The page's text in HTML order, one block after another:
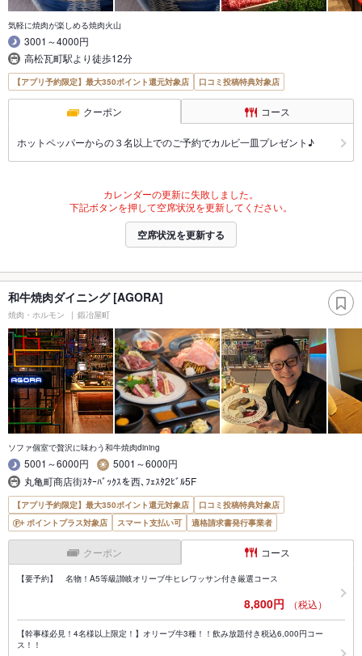
気軽に焼肉が楽しめる焼肉火山
3001～4000円
高松瓦町駅より徒歩12分
【アプリ予約限定】最大350ポイント還元対象店 口コミ投稿特典対象店
クーポン コース
ホットペッパーからの３名以上でのご予約でカルビ一皿プレゼント♪
カレンダーの更新に失敗しました。
下記ボタンを押して空席状況を更新してください。
空席状況を更新する
和牛焼肉ダイニング [AGORA]
焼肉・ホルモン 鍛冶屋町
ソファ個室で贅沢に味わう和牛焼肉dining
5001～6000円
5001～6000円
丸亀町商店街ｽﾀｰﾊﾞｯｸｽを西､ﾌｪｽﾀ2ﾋﾞﾙ5F
【アプリ予約限定】最大350ポイント還元対象店
口コミ投稿特典対象店
ポイントプラス対象店
スマート支払い可 適格請求書発行事業者
クーポン コース
【要予約】 名物！A5等級讃岐オリーブ牛ヒレワッサン付き厳選コース
8,800円 （税込）
【幹事様必見！4名様以上限定！】オリーブ牛3種！！飲み放題付き税込6,000円コー
ス！！